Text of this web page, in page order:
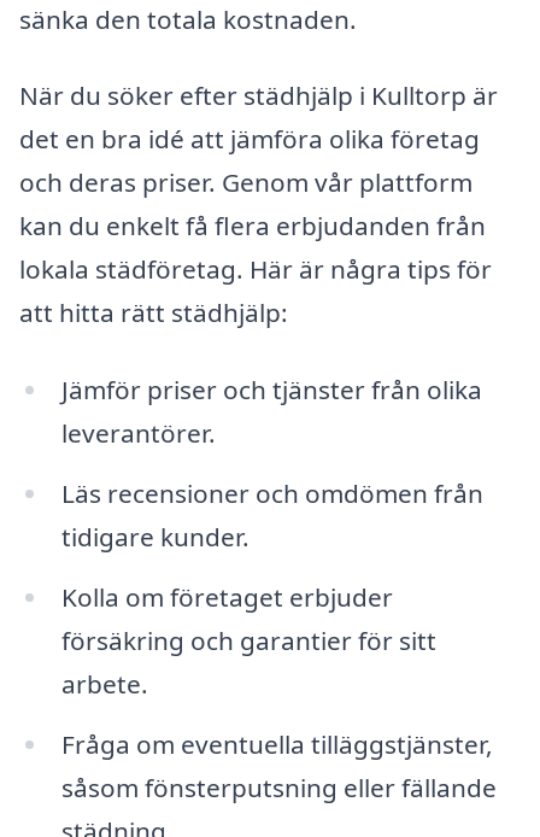
sänka den totala kostnaden.
När du söker efter städhjälp i Kulltorp är
det en bra idé att jämföra olika företag
och deras priser. Genom vår plattform
kan du enkelt få flera erbjudanden från
lokala städföretag. Här är några tips för
att hitta rätt städhjälp:
Jämför priser och tjänster från olika
leverantörer.
Läs recensioner och omdömen från
tidigare kunder.
Kolla om företaget erbjuder
försäkring och garantier för sitt
arbete.
Fråga om eventuella tilläggstjänster,
såsom fönsterputsning eller fällande